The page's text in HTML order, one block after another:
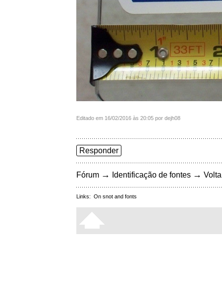
Editado em 16/02/2016 às 20:05 por dejh08
Responder
Fórum → Identificação de fontes →
Links: On snot and fonts